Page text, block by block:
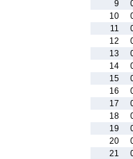
9
10
11
12
13
14
15
16
17
18
19
20
21